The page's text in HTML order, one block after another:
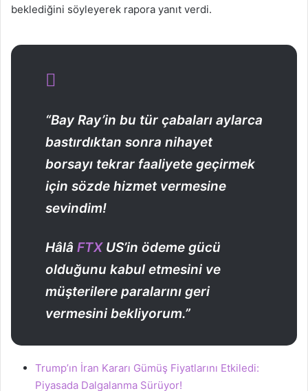
beklediğini söyleyerek rapora yanıt verdi.
“Bay Ray’in bu tür çabaları aylarca
bastırdıktan sonra nihayet
borsayı tekrar faaliyete geçirmek
için sözde hizmet vermesine
sevindim!
Hâlâ FTXUS’in ödeme gücü
olduğunu kabul etmesini ve
müşterilere paralarını geri
vermesini bekliyorum.”
Trump’ın İran Kararı Gümüş Fiyatlarını Etkiledi:
Piyasada Dalgalanma Sürüyor!